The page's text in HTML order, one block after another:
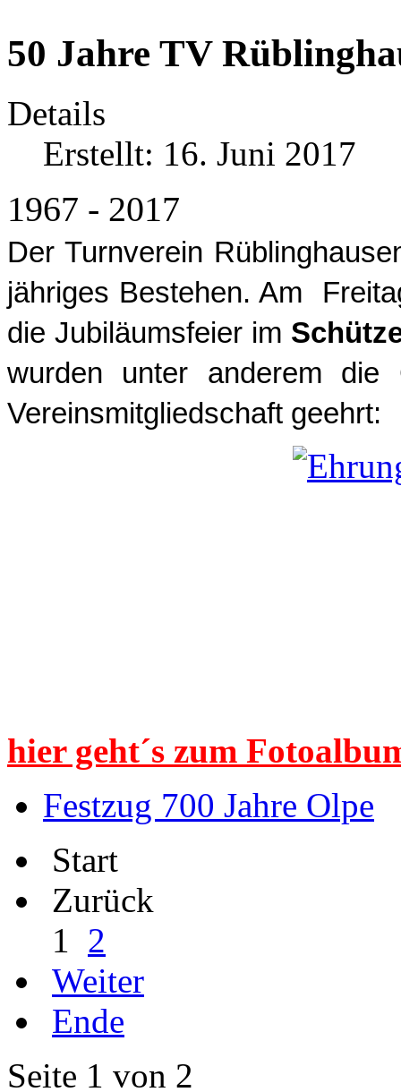
50 Jahre TV
Details
Erstellt: 16. Juni 2017
1967 - 2017
Der Turnverein
jähriges Bestehen. Am
die Jubiläumsfeier im
wurden unter anderem die
Vereinsmitgliedschaft geehrt:
hier geht´s zum
Festzug 700 Jahre Olpe
Start
Zurück
1
2
Weiter
Ende
Seite 1 von 2